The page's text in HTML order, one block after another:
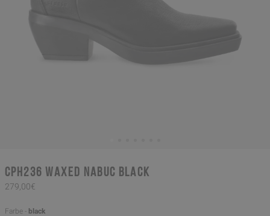
CPH236 waxed nabuc black
279,00€
Farbe - black